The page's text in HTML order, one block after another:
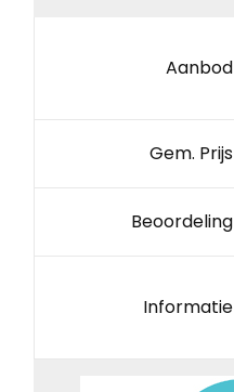
Aanbod
Gem. Prijs
Beoordeling
Informatie